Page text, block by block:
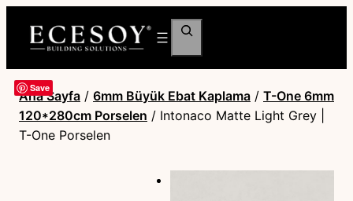
Ara
Save
Ana Sayfa / 6mm Büyük Ebat Kaplama / T-One 6mm
120*280cm Porselen / Intonaco Matte Light Grey |
T-One Porselen